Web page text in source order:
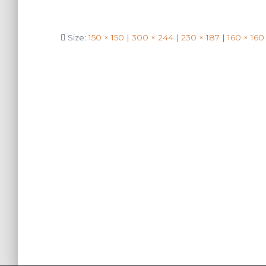
Size:150 × 150 | 300 × 244 | 230 × 187 | 160 × 160